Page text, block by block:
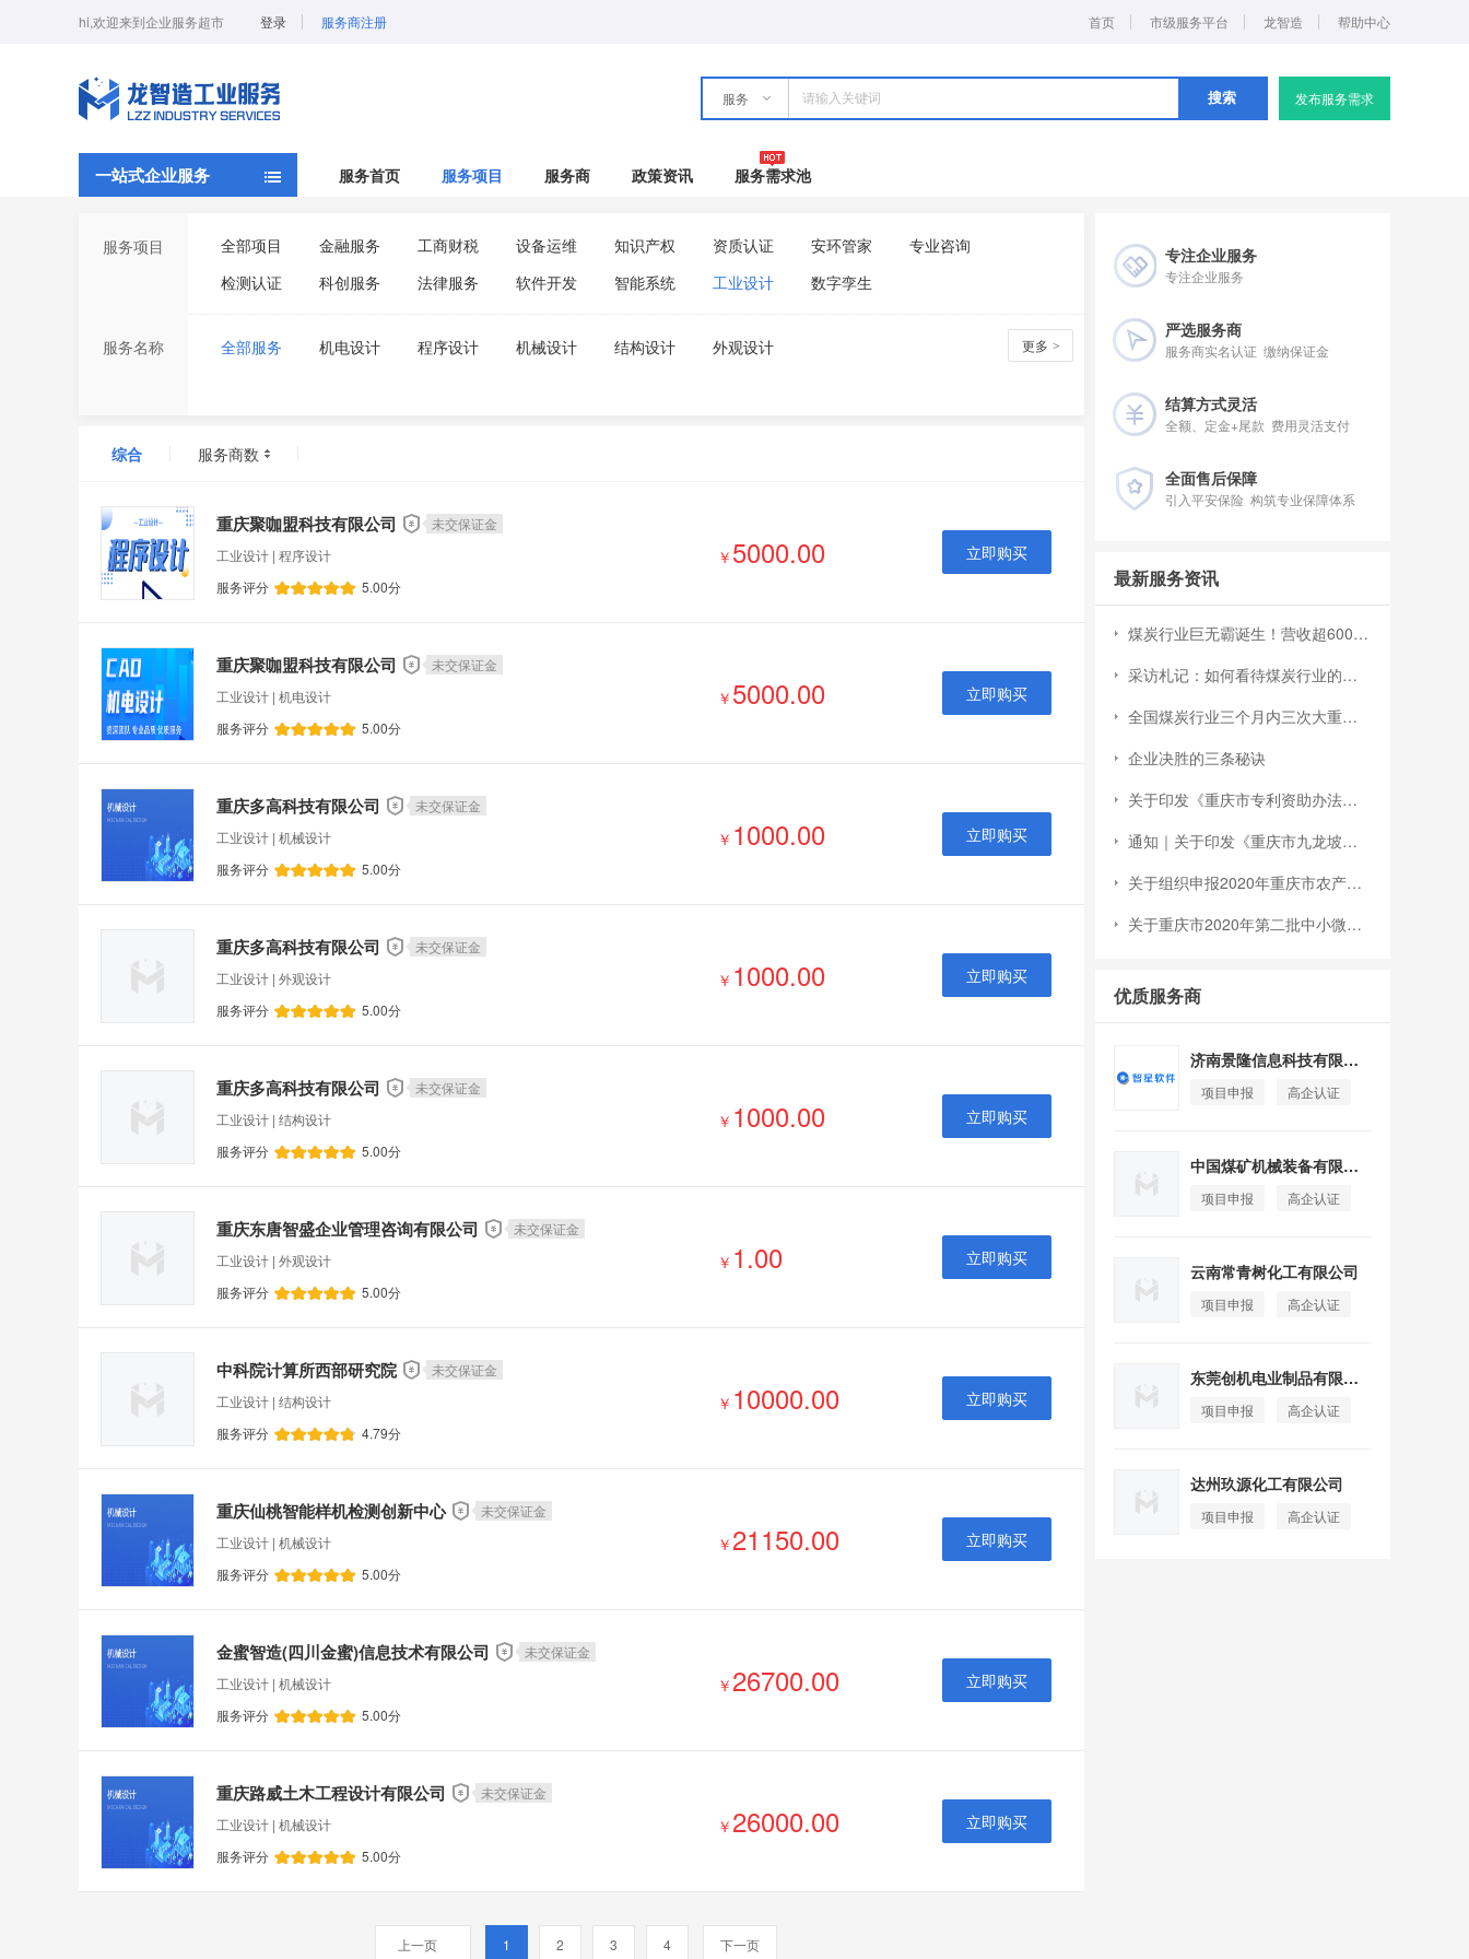
hi,欢迎来到企业服务超市 登录 服务商注册 首页 市级服务平台 龙智造 帮助中心
发布服务需求
服务 搜索
一站式企业服务 服务首页 服务项目 服务商 政策资讯 服务需求池
服务项目 全部项目 金融服务 工商财税 设备运维 知识产权 资质认证 安环管家
专业咨询
检测认证
科创服务 法律服务 软件开发 智能系统 工业设计 数字孪生
服务名称 全部服务 机电设计 程序设计 机械设计 结构设计 外观设计 更多 >
综合 服务商数
重庆聚咖盟科技有限公司
未交保证金
工业设计 | 程序设计
服务评分
5.00分
￥ 5000.00 立即购买
重庆聚咖盟科技有限公司
未交保证金
工业设计 | 机电设计
服务评分
5.00分
￥ 5000.00 立即购买
重庆多高科技有限公司
未交保证金
工业设计 | 机械设计
服务评分
5.00分
￥ 1000.00 立即购买
重庆多高科技有限公司
未交保证金
工业设计 | 外观设计
服务评分
5.00分
￥ 1000.00 立即购买
重庆多高科技有限公司
未交保证金
工业设计 | 结构设计
服务评分
5.00分
￥ 1000.00 立即购买
重庆东唐智盛企业管理咨询有限公司
未交保证金
工业设计 | 外观设计
服务评分
5.00分
￥ 1.00 立即购买
中科院计算所西部研究院
未交保证金
工业设计 | 结构设计
服务评分
4.79分
￥ 10000.00 立即购买
重庆仙桃智能样机检测创新中心
未交保证金
工业设计 | 机械设计
服务评分
5.00分
￥21150.00 立即购买
金蜜智造(四川金蜜)信息技术有限公司
未交保证金
工业设计 | 机械设计
服务评分
5.00分
￥26700.00 立即购买
重庆路威土木工程设计有限公司
未交保证金
工业设计 | 机械设计
服务评分
5.00分
￥26000.00 立即购买
上一页 1 2 3 4 下一页
专注企业服务
专注企业服务
严选服务商
服务商实名认证 缴纳保证金
结算方式灵活
全额、定金+尾款 费用灵活支付
全面售后保障
引入平安保险 构筑专业保障体系
最新服务资讯
煤炭行业巨无霸诞生！营收超6000亿
采访札记：如何看待煤炭行业的成长空间？
全国煤炭行业三个月内三次大重组：CR10集中度提升7个百分点至51%
企业决胜的三条秘诀
关于印发《重庆市专利资助办法》的通知
通知｜关于印发《重庆市九龙坡区现代服务业高质量发展扶持办法》的通知
关于组织申报2020年重庆市农产品加工业示范园区和示范企业创建工作的通知
关于重庆市2020年第二批中小微企业发展专项资金项目申报工作的通知
优质服务商
济南景隆信息科技有限公司
项目申报 高企认证
中国煤矿机械装备有限责任公司
项目申报 高企认证
云南常青树化工有限公司
项目申报 高企认证
东莞创机电业制品有限公司
项目申报 高企认证
达州玖源化工有限公司
项目申报 高企认证